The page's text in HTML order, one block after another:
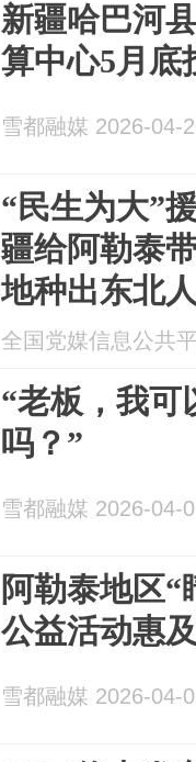
新疆哈巴河
算中心5月底
雪都融媒 2026-04-
“民生为大”
疆给阿勒泰
地种出东北
全国党媒信息公共
“老板，我可
吗？”
雪都融媒 2026-04-
阿勒泰地区
公益活动惠
雪都融媒 2026-04-